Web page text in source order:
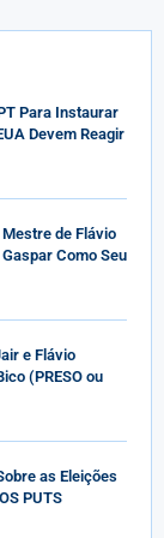
Para Instaurar
Devem Reagir
de Flávio
Como Seu
e Flávio
(PRESO ou
as Eleições
PUTS